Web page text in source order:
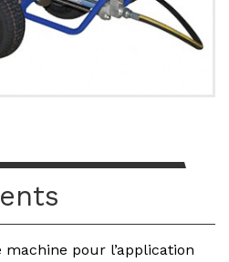
machine pour l’application